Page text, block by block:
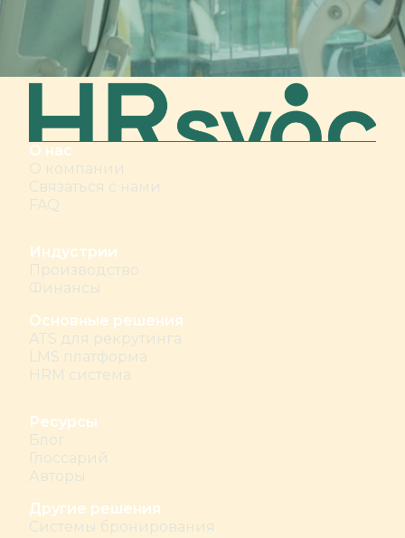
О нас
О компании
Связаться с нами
FAQ
Индустрии
Производство
Финансы
Основные решения
ATS для рекрутинга
LMS платформа
HRM система
Ресурсы
Блог
Глоссарий
Авторы
Другие решения
Системы бронирования